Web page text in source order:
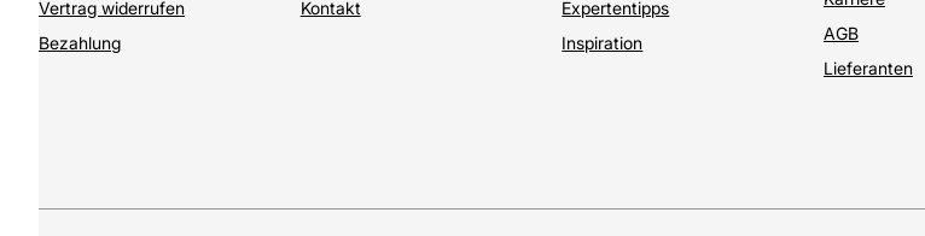
Vertrag widerrufen
Bezahlung
Kontakt
Expertentipps
Inspiration
AGB
Lieferanten